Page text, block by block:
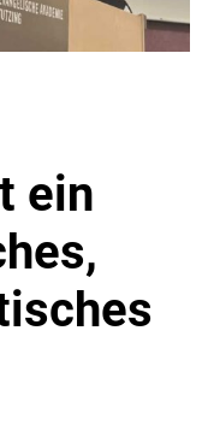
ein